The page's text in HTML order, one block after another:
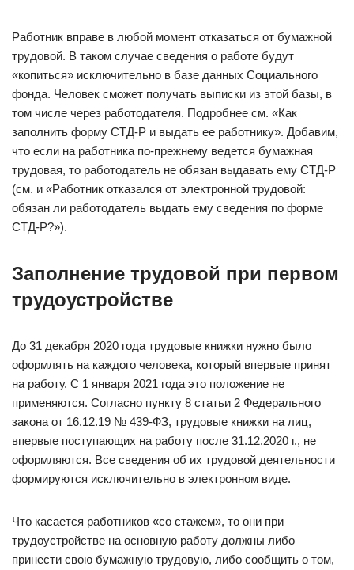
Работник вправе в любой момент отказаться от бумажной
трудовой. В таком случае сведения о работе будут
«копиться» исключительно в базе данных Социального
фонда. Человек сможет получать выписки из этой базы, в
том числе через работодателя. Подробнее см. «Как
заполнить форму СТД‑Р и выдать ее работнику». Добавим,
что если на работника по-прежнему ведется бумажная
трудовая, то работодатель не обязан выдавать ему СТД-Р
(см. и «Работник отказался от электронной трудовой:
обязан ли работодатель выдать ему сведения по форме
СТД‑Р?»).
Заполнение трудовой при первом
трудоустройстве
До 31 декабря 2020 года трудовые книжки нужно было
оформлять на каждого человека, который впервые принят
на работу. С 1 января 2021 года это положение не
применяются. Согласно пункту 8 статьи 2 Федерального
закона от 16.12.19 № 439-ФЗ, трудовые книжки на лиц,
впервые поступающих на работу после 31.12.2020 г., не
оформляются. Все сведения об их трудовой деятельности
формируются исключительно в электронном виде.
Что касается работников «со стажем», то они при
трудоустройстве на основную работу должны либо
принести свою бумажную трудовую, либо сообщить о том,